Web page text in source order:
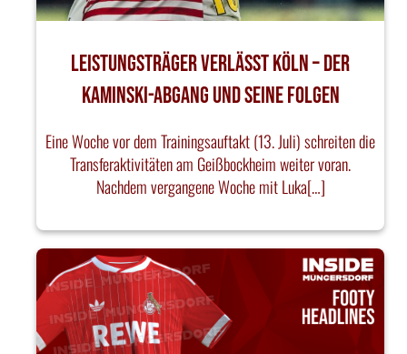
Leistungsträger verlässt Köln – Der
Kaminski-Abgang und seine Folgen
Eine Woche vor dem Trainingsauftakt (13. Juli) schreiten die
Transferaktivitäten am Geißbockheim weiter voran.
Nachdem vergangene Woche mit Luka[…]